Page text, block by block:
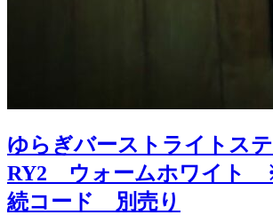
ゆらぎバーストライトス
RY2 ウォームホワイト
続コード 別売り